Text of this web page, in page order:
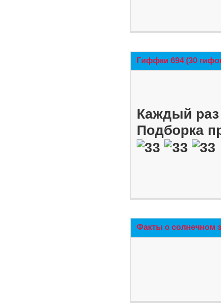
Гиффки 694 (30
Каждый
Подборка
Факты о солнечном